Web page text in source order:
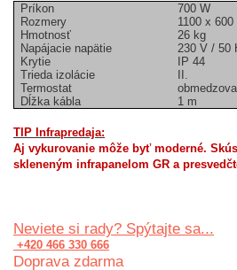
Príkon
700 W
Rozmery
1100 x
Hmotnosť
26 kg
Napájacie napätie
230 V / 50
Krytie
IP 44
Trieda izolácie
II.
Termostat
Dĺžka kábla
1 m
TIP Infrapredaja:
Aj vykurovanie môže byť moderné.
skleneným infrapanelom GR a
Neviete si rady? Spýtajte sa...
+420 466 330 666
Doprava zdarma